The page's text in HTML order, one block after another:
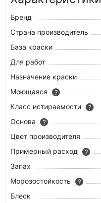
Бренд
Страна производитель
База краски
Для работ
Назначение краски
Моющаяся
?
Класс истираемости
?
Основа
?
Цвет производителя
Примерный расход
?
Запах
Морозостойкость
?
Блеск